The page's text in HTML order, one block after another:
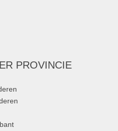
PROVINCIE